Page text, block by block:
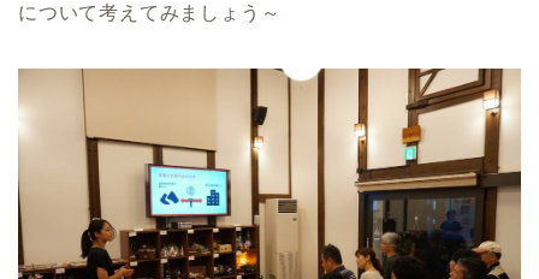
について考えてみましょう～